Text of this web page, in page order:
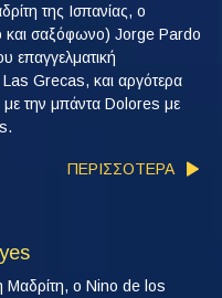
της Ισπανίας, ο
και σαξόφωνο) Jorge Pardo
επαγγελματική
Grecas, και αργότερα
την μπάντα Dolores με
ΠΕΡΙΣΣΟΤΕΡΑ
Μαδρίτη, ο Nino de los